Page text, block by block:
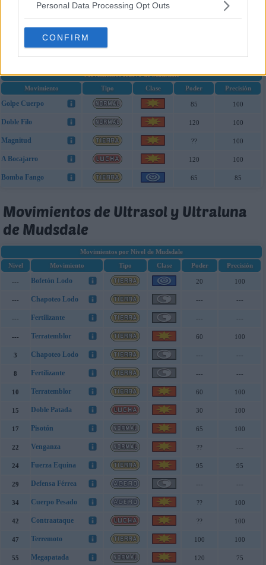
Personal Data Processing Opt Outs
CONFIRM
Sonámbulo
Sustituto
MT100
Movimientos Huevo de Mudsdale
Movimiento
Tipo Clase Poder Precisión
Golpe Cuerpo 85 100
Doble Filo 120 100
Magnitud ?? 100
A Bocajarro 120 100
Bomba Fango 65 85
Movimientos de Ultrasol y Ultraluna
de Mudsdale
Movimientos por Nivel de Mudsdale
Nivel
Movimiento Tipo Clase Poder Precisión
--- Bofetón Lodo 20 100
--- Chapoteo Lodo --- ---
--- Fertilizante --- ---
--- Terratemblor 60 100
3 Chapoteo Lodo --- ---
8 Fertilizante --- ---
10 Terratemblor 60 100
15 Doble Patada 30 100
17 Pisotón 65 100
22 Venganza ?? ---
24 Fuerza Equina 95 95
29 Defensa Férrea --- ---
34 Cuerpo Pesado ?? 100
42 Contraataque ?? 100
47 Terremoto 100 100
55 Megapatada 120 75